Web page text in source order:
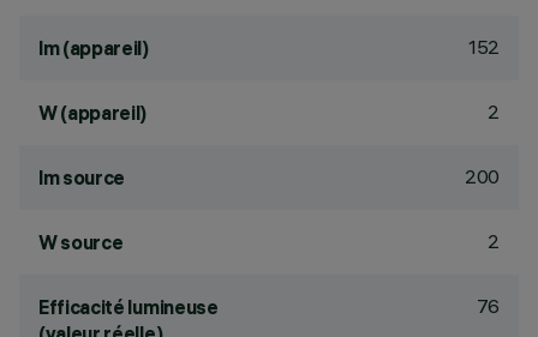
lm (appareil) 152
W (appareil) 2
lm source 200
W source 2
Efficacité lumineuse
76